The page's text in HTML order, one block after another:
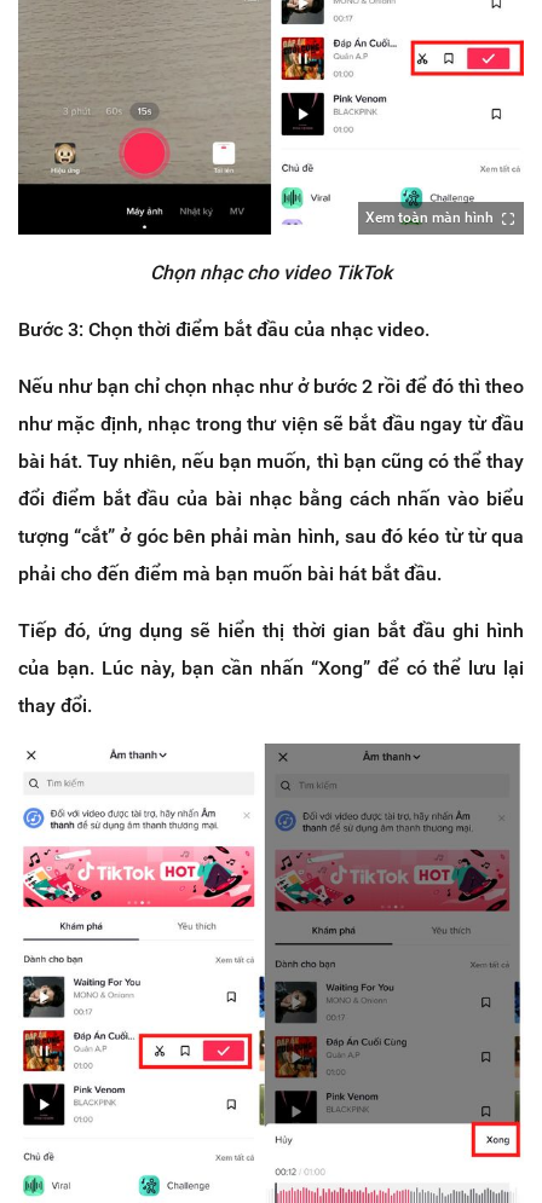
Xem toàn màn hình
Chọn nhạc cho video TikTok
Bước 3: Chọn thời điểm bắt đầu của nhạc video.
Nếu như bạn chỉ chọn nhạc như ở bước 2 rồi để đó thì theo
như mặc định, nhạc trong thư viện sẽ bắt đầu ngay từ đầu
bài hát. Tuy nhiên, nếu bạn muốn, thì bạn cũng có thể thay
đổi điểm bắt đầu của bài nhạc bằng cách nhấn vào biểu
tượng “cắt” ở góc bên phải màn hình, sau đó kéo từ từ qua
phải cho đến điểm mà bạn muốn bài hát bắt đầu.
Tiếp đó, ứng dụng sẽ hiển thị thời gian bắt đầu ghi hình
của bạn. Lúc này, bạn cần nhấn “Xong” để có thể lưu lại
thay đổi.